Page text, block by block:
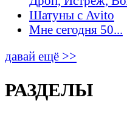
Шатуны с Avito
Мне сегодня 50...
давай ещё >>
РАЗДЕЛЫ